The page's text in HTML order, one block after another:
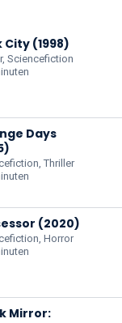
City (1998)
Sciencefiction
Days
Thriller
(2020)
Horror
Mirror: